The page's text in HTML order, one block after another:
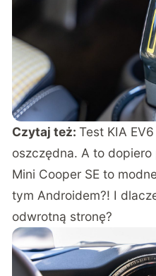
Czytaj też:Test KIA
oszczędna. A to
Mini Cooper SE to
tym Androidem?! I
odwrotną stronę?